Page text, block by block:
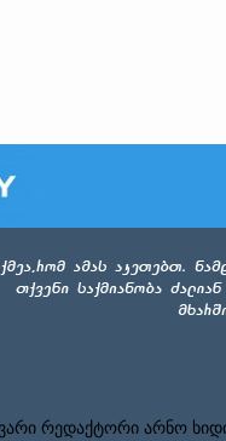
რედაქტორი არნო